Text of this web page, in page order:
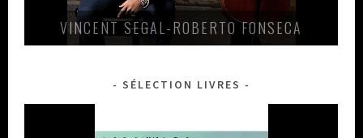
VINCENT SEGAL-ROBERTO FONSECA
SÉLECTION LIVRES